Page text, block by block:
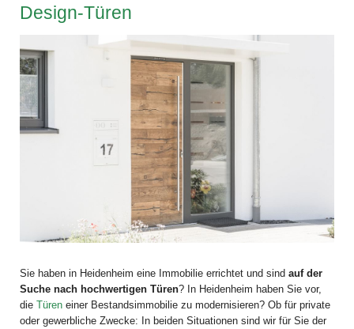
Design-Türen
Sie haben in Heidenheim eine Immobilie errichtet und sind auf der
Suche nach hochwertigen Türen? In Heidenheim haben Sie vor,
die Türeneiner Bestandsimmobilie zu modernisieren? Ob für private
oder gewerbliche Zwecke: In beiden Situationen sind wir für Sie der